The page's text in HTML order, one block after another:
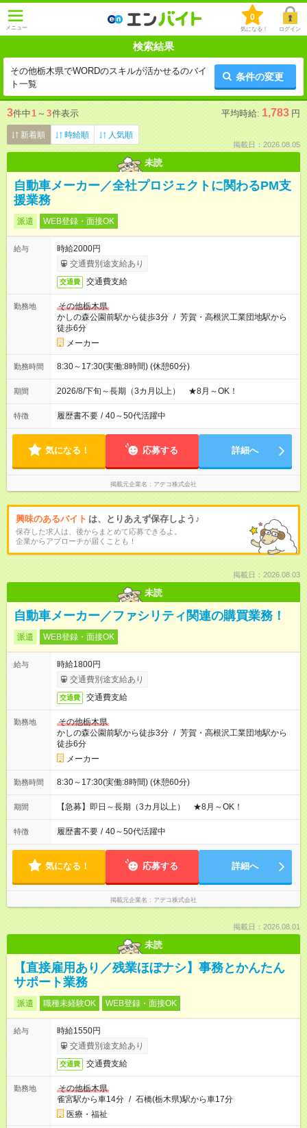
メニュー
0
気になる！ ログイン
検索結果
その他栃木県でWORDのスキルが活かせるのバイ
ト一覧
条件の変更
3件中1 ～ 3件表示 平均時給: 1,783 円
新着順 時給順 人気順
掲載日：2026.08.05
未読
自動車メーカー／全社プロジェクトに関わるPM支
援業務
派遣 WEB登録・面接OK
給与
時給2000円
交通費別途支給あり
交通費 交通費支給
勤務地
その他栃木県
かしの森公園前駅から徒歩3分 / 芳賀・高根沢工業団地駅から
徒歩6分
メーカー
勤務時間 8:30～17:30(実働:8時間) (休憩60分)
期間 2026/8/下旬～長期（3カ月以上） ★8月～OK！
特徴 履歴書不要 / 40～50代活躍中
気になる！ 応募する 詳細へ
掲載元企業名 アデコ株式会社
興味のあるバイト は、とりあえず保存しよう♪
保存した求人は、後からまとめて応募できるよ。
企業からアプローチが届くことも！
掲載日：2026.08.03
未読
自動車メーカー／ファシリティ関連の購買業務！
派遣 WEB登録・面接OK
給与
時給1800円
交通費別途支給あり
交通費 交通費支給
勤務地
その他栃木県
かしの森公園前駅から徒歩3分 / 芳賀・高根沢工業団地駅から
徒歩6分
メーカー
勤務時間 8:30～17:30(実働:8時間) (休憩60分)
期間 【急募】即日～長期（3カ月以上） ★8月～OK！
特徴 履歴書不要 / 40～50代活躍中
気になる！ 応募する 詳細へ
掲載元企業名 アデコ株式会社
掲載日：2026.08.01
未読
【直接雇用あり／残業ほぼナシ】事務とかんたん
サポート業務
派遣 職種未経験OK WEB登録・面接OK
給与
時給1550円
交通費別途支給あり
交通費 交通費支給
勤務地
その他栃木県
雀宮駅から車14分 / 石橋(栃木県)駅から車17分
医療・福祉